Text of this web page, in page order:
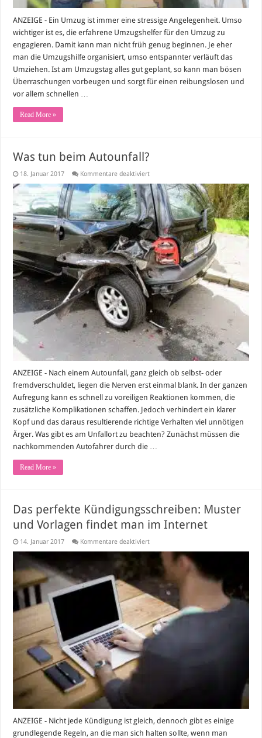
ANZEIGE - Ein Umzug ist immer eine stressige Angelegenheit. Umso
wichtiger ist es, die erfahrene Umzugshelfer für den Umzug zu
engagieren. Damit kann man nicht früh genug beginnen. Je eher
man die Umzugshilfe organisiert, umso entspannter verläuft das
Umziehen. Ist am Umzugstag alles gut geplant, so kann man bösen
Überraschungen vorbeugen und sorgt für einen reibungslosen und
vor allem schnellen …
Read More »
Was tun beim Autounfall?
18. Januar 2017 Kommentare deaktiviertfür
tun
beim
Autounfall?
ANZEIGE - Nach einem Autounfall, ganz gleich ob selbst- oder
fremdverschuldet, liegen die Nerven erst einmal blank. In der ganzen
Aufregung kann es schnell zu voreiligen Reaktionen kommen, die
zusätzliche Komplikationen schaffen. Jedoch verhindert ein klarer
Kopf und das daraus resultierende richtige Verhalten viel unnötigen
Ärger. Was gibt es am Unfallort zu beachten? Zunächst müssen die
nachkommenden Autofahrer durch die …
Read More »
Das perfekte Kündigungsschreiben: Muster
und Vorlagen findet man im Internet
14. Januar 2017 Kommentare deaktiviertfür
Kündigungsschreiben:
und
Vorlagen
findet
man
Internet
ANZEIGE - Nicht jede Kündigung ist gleich, dennoch gibt es einige
grundlegende Regeln, an die man sich halten sollte, wenn man